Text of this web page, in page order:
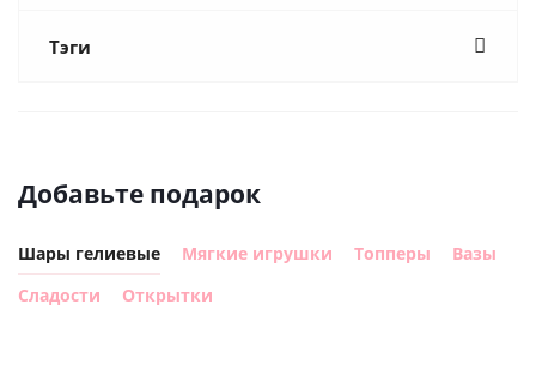
Тэги
Добавьте подарок
Шары гелиевые Мягкие игрушки Топперы
Вазы
Сладости
Открытки